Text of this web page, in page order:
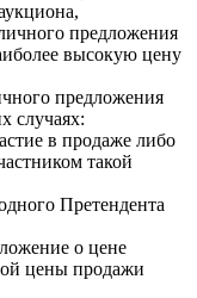
предложения
высокую цену
предложения
случаях:
в продаже либо
такой
Претендента
о цене
цены продажи